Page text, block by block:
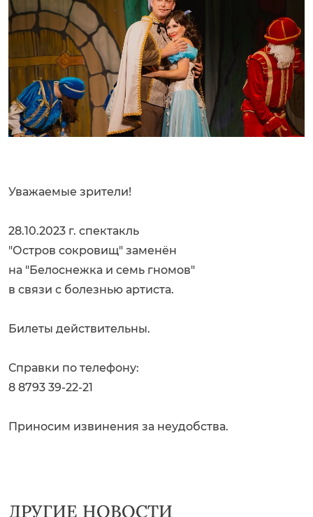
Уважаемые зрители!
28.10.2023 г. спектакль
"Остров сокровищ" заменён
на "Белоснежка и семь гномов"
в связи с болезнью артиста.
Билеты действительны.
Справки по телефону:
8 8793 39-22-21
Приносим извинения за неудобства.
ДРУГИЕ НОВОСТИ